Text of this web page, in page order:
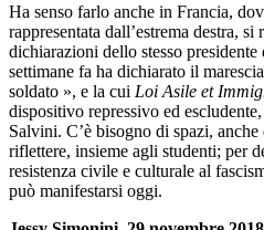
Ha senso farlo anche in Francia,
rappresentata dall’estrema destra,
dichiarazioni dello stesso
settimane fa ha dichiarato il
soldato », e la cui Loi Asile et
dispositivo repressivo ed
Salvini. C’è bisogno di spazi,
riflettere, insieme agli studenti; per
resistenza civile e culturale al
può manifestarsi oggi.